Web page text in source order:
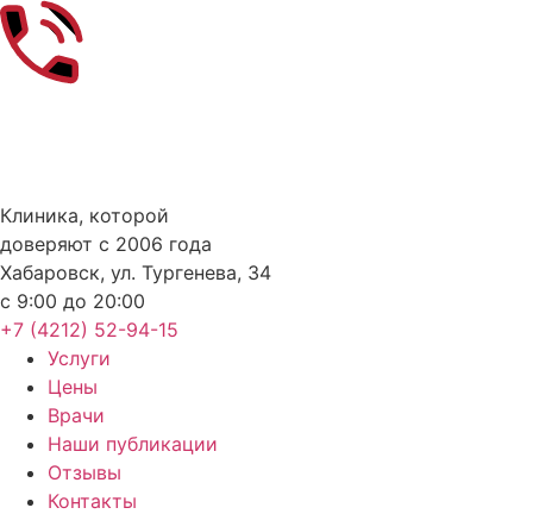
Skip
to
content
Клиника, которой
доверяют с 2006 года
Хабаровск, ул. Тургенева, 34
с 9:00 до 20:00
+7 (4212) 52-94-15
Услуги
Цены
Врачи
Наши публикации
Отзывы
Контакты